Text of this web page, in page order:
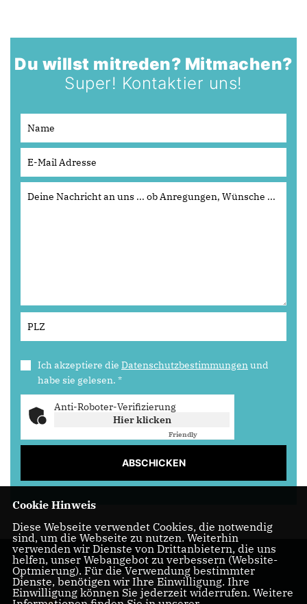
Du willst mitreden? Mitmachen?
Super! Kontaktier uns!
Ich akzeptiere die Datenschutzbestimmungenund
habe sie gelesen. *
Anti-Roboter-Verifizierung
Hier klicken
Friendly
ABSCHICKEN
Cookie Hinweis
Diese Webseite verwendet Cookies, die notwendig
sind, um die Webseite zu nutzen. Weiterhin
verwenden wir Dienste von Drittanbietern, die uns
helfen, unser Webangebot zu verbessern (Website-
Optmierung). Für die Verwendung bestimmter
Dienste, benötigen wir Ihre Einwilligung. Ihre
Einwilligung können Sie jederzeit widerrufen. Weitere